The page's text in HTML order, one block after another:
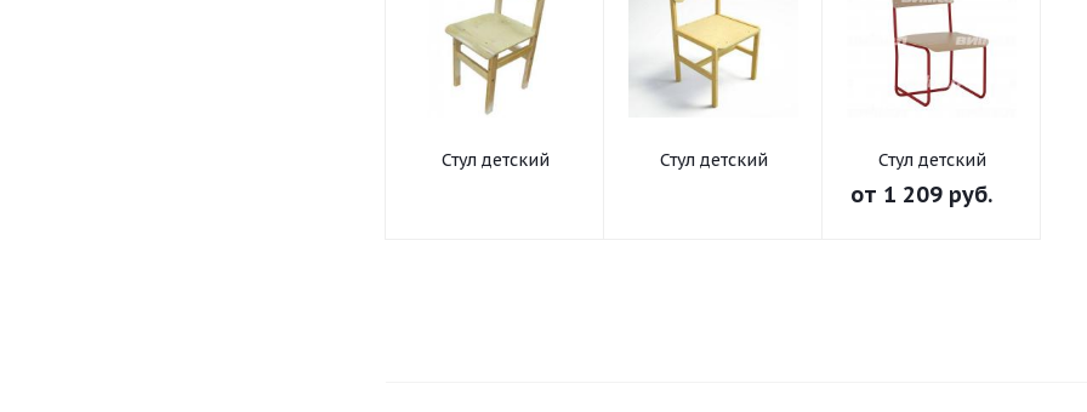
Стул детский
Стул детский
Стул детский
нерегулируемый
на круглой трубе
от 1 209 руб.